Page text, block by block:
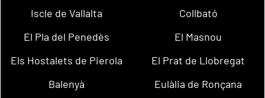
Iscle de Vallalta
Collbató
El Pla del Penedès
El Masnou
Els Hostalets de Pierola
El Prat de Llobregat
Balenyà
Eulàlia de Ronçana